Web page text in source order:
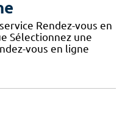
Rendez-vous en
Sélectionnez une
vous en ligne